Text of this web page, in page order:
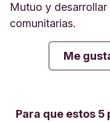
Mutuo y
comunitarias.
Me
Para que estos